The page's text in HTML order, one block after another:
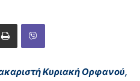
Κυριακή Ορφανού,